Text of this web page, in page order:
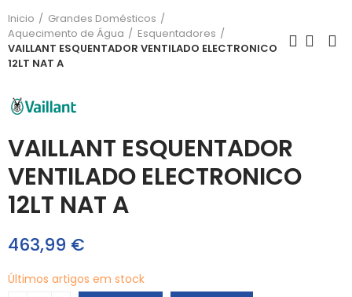
Inicio
Grandes Domésticos
Aquecimento de Água
Esquentadores
VAILLANT ESQUENTADOR VENTILADO ELECTRONICO
12LT NAT A
VAILLANT ESQUENTADOR
VENTILADO ELECTRONICO
12LT NAT A
463,99 €
Últimos artigos em stock